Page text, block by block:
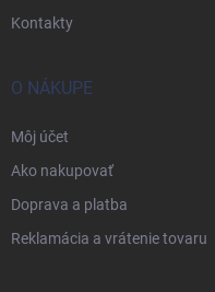
Kontakty
O NÁKUPE
Môj účet
Ako nakupovať
Doprava a platba
Reklamácia a vrátenie tovaru